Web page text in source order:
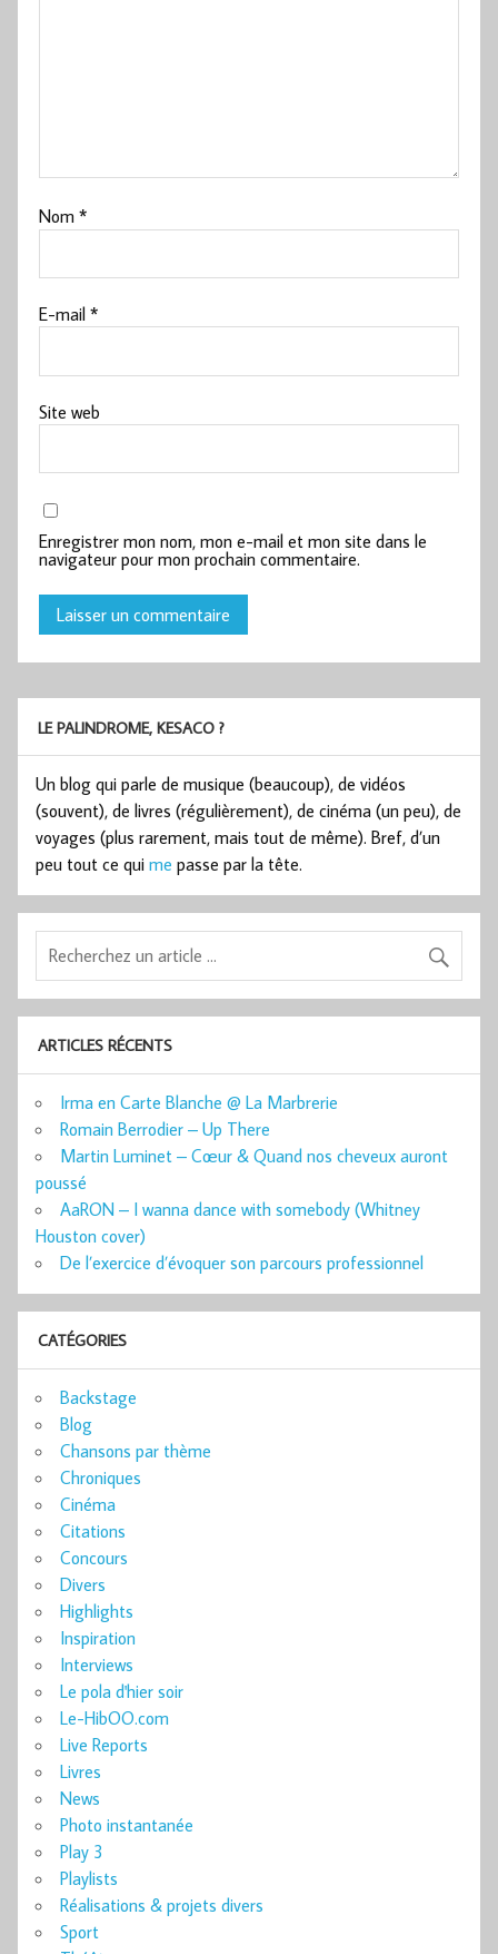
Nom*
E-mail*
Site web
Enregistrer mon nom, mon e-mail et mon site dans le
navigateur pour mon prochain commentaire.
LE PALINDROME, KESACO ?
Un blog qui parle de musique (beaucoup), de vidéos
(souvent), de livres (régulièrement), de cinéma (un peu), de
voyages (plus rarement, mais tout de même). Bref, d’un
peu tout ce qui me passe par la tête.
ARTICLES RÉCENTS
Irma en Carte Blanche @ La Marbrerie
Romain Berrodier – Up There
Martin Luminet – Cœur & Quand nos cheveux auront
poussé
AaRON – I wanna dance with somebody (Whitney
Houston cover)
De l’exercice d’évoquer son parcours professionnel
CATÉGORIES
Backstage
Blog
Chansons par thème
Chroniques
Cinéma
Citations
Concours
Divers
Highlights
Inspiration
Interviews
Le pola d'hier soir
Le-HibOO.com
Live Reports
Livres
News
Photo instantanée
Play 3
Playlists
Réalisations & projets divers
Sport